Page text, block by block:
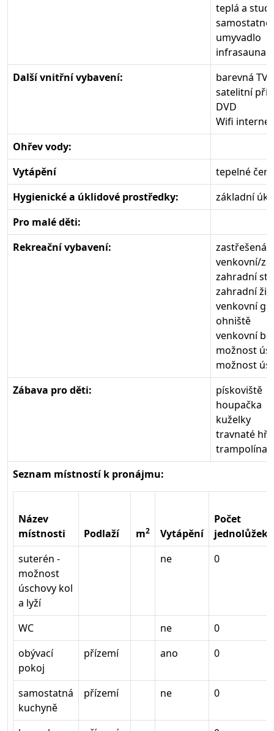
teplá a
samostatné
umyvadlo
infrasauna
Další vnitřní vybavení:
barevná TV,
satelitní
DVD
Wifi internet
Ohřev vody:
Vytápění
tepelné
Hygienické a úklidové prostředky:
základní
Pro malé děti:
Rekreační vybavení:
zastřešená
venkovní/
zahradní
zahradní
venkovní
ohniště
venkovní
možnost
možnost
Zábava pro děti:
pískoviště
houpačka
kuželky
travnaté
trampolína
Seznam místností k pronájmu:
Název
místnosti
Podlaží m2 Vytápění
Počet
jednolůžek
suterén -
možnost
úschovy kol
a lyží
ne 0
WC ne
0
obývací
pokoj
přízemí ano 0
samostatná
kuchyně
přízemí ne 0